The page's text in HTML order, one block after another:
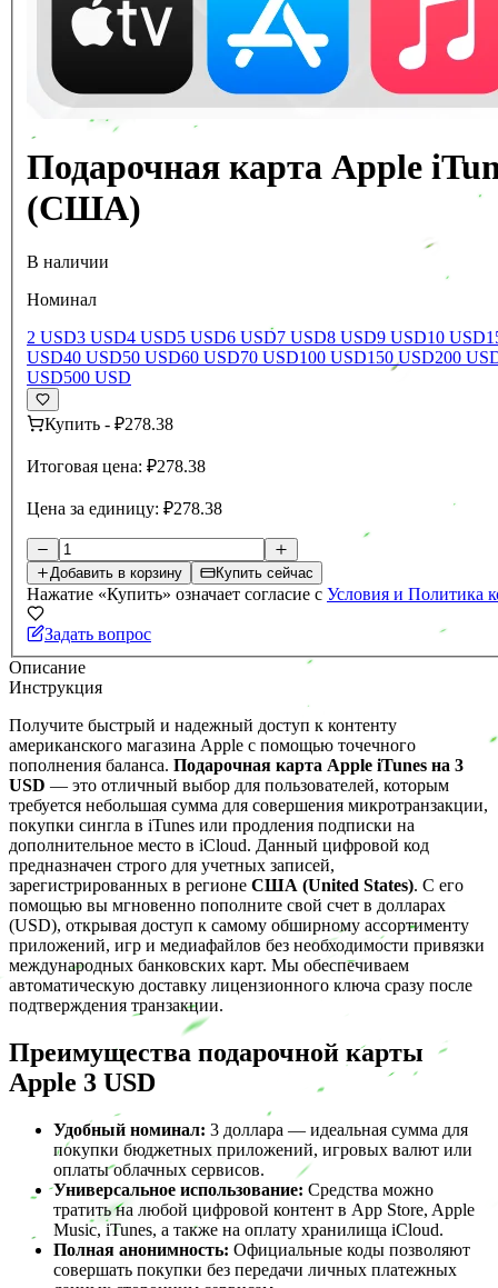
Подарочная карта Apple
(США)
В наличии
Номинал
2 USD3 USD4 USD5 USD6 USD7 USD8 USD9 USD10 USD
USD40 USD50 USD60 USD70 USD100 USD150 USD200
USD500 USD
Купить - ₽278.38
Итоговая цена: ₽278.38
Цена за единицу: ₽278.38
Добавить в корзину Купить сейчас
Нажатие «Купить» означает согласие с Условия и Политика
Задать вопрос
Описание
Инструкция
Получите быстрый и надежный доступ к контенту
американского магазина Apple с помощью точечного
пополнения баланса. Подарочная карта Apple iTunes на 3
USD — это отличный выбор для пользователей, которым
требуется небольшая сумма для совершения микротранзакции,
покупки сингла в iTunes или продления подписки на
дополнительное место в iCloud. Данный цифровой код
предназначен строго для учетных записей,
зарегистрированных в регионе США (United States). С его
помощью вы мгновенно пополните свой счет в долларах
(USD), открывая доступ к самому обширному ассортименту
приложений, игр и медиафайлов без необходимости привязки
международных банковских карт. Мы обеспечиваем
автоматическую доставку лицензионного ключа сразу после
подтверждения транзакции.
Преимущества подарочной карты
Apple 3 USD
Удобный номинал: 3 доллара — идеальная сумма для
покупки бюджетных приложений, игровых валют или
оплаты облачных сервисов.
Универсальное использование: Средства можно
тратить на любой цифровой контент в App Store, Apple
Music, iTunes, а также на оплату хранилища iCloud.
Полная анонимность: Официальные коды позволяют
совершать покупки без передачи личных платежных